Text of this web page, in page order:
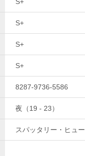
S+
S+
S+
S+
8287-9736-5586
夜（19 - 23）
スパッタリー・ヒュー